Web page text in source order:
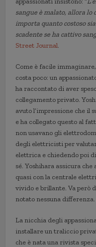
sangue è malato, allora
importa quanto costoso
scadente se ha cattivo
Street Journal.
Come è facile
costa poco: un
ha raccontato di aver
collegamento privato.
avuto l’impressione che il
e ha collegato questo al
non usavano gli
degli elettricisti per
elettrica e chiedendo poi
sé. Yoshihara assicura
quasi con la centrale
vivido e brillante. Va però
notato nessuna differenza.
La nicchia degli
installare un traliccio
che è nata una rivista